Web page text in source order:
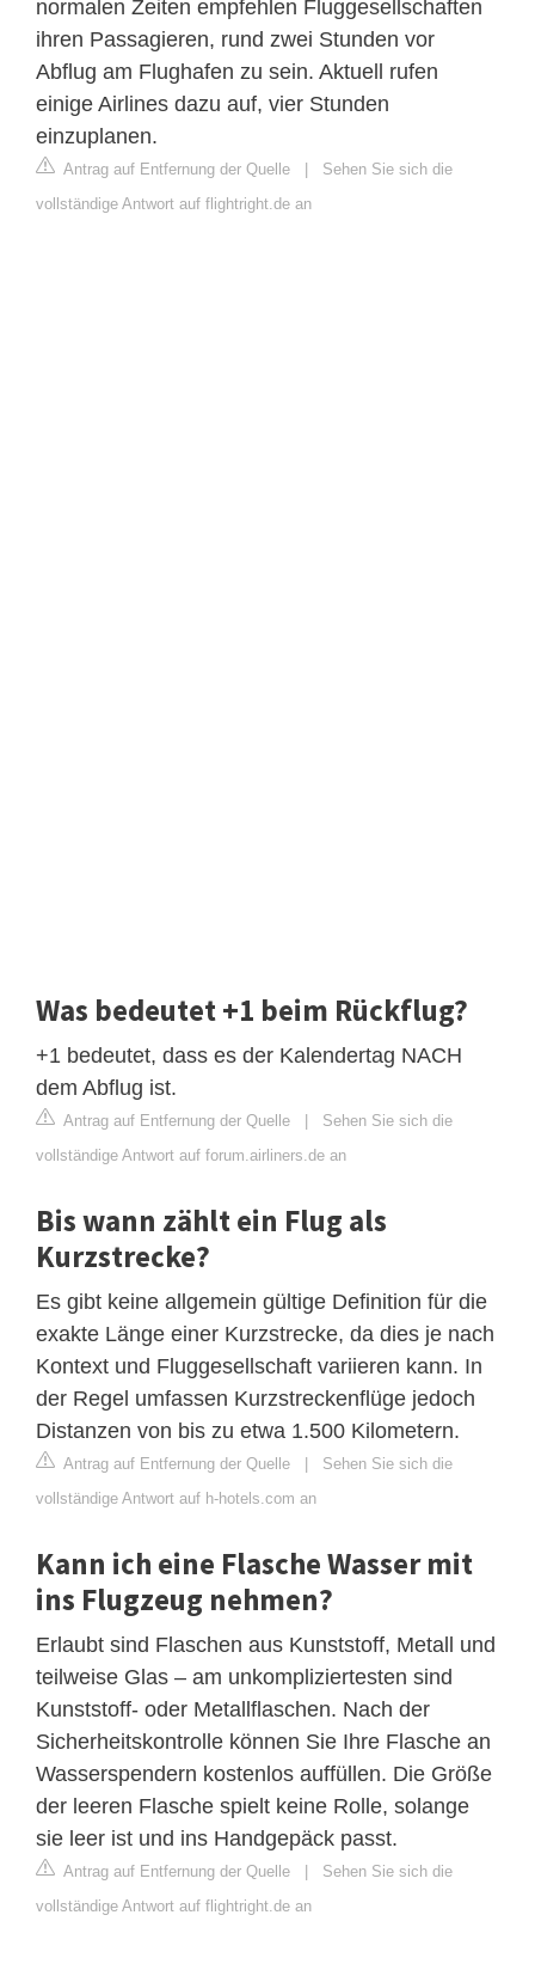
normalen Zeiten empfehlen Fluggesellschaften
ihren Passagieren, rund zwei Stunden vor
Abflug am Flughafen zu sein. Aktuell rufen
einige Airlines dazu auf, vier Stunden
einzuplanen.
Antrag auf Entfernung der Quelle | Sehen Sie sich die
vollständige Antwort auf flightright.de an
Was bedeutet +1 beim Rückflug?
+1 bedeutet, dass es der Kalendertag NACH
dem Abflug ist.
Antrag auf Entfernung der Quelle | Sehen Sie sich die
vollständige Antwort auf forum.airliners.de an
Bis wann zählt ein Flug als
Kurzstrecke?
Es gibt keine allgemein gültige Definition für die
exakte Länge einer Kurzstrecke, da dies je nach
Kontext und Fluggesellschaft variieren kann. In
der Regel umfassen Kurzstreckenflüge jedoch
Distanzen von bis zu etwa 1.500 Kilometern.
Antrag auf Entfernung der Quelle | Sehen Sie sich die
vollständige Antwort auf h-hotels.com an
Kann ich eine Flasche Wasser mit
ins Flugzeug nehmen?
Erlaubt sind Flaschen aus Kunststoff, Metall und
teilweise Glas – am unkompliziertesten sind
Kunststoff- oder Metallflaschen. Nach der
Sicherheitskontrolle können Sie Ihre Flasche an
Wasserspendern kostenlos auffüllen. Die Größe
der leeren Flasche spielt keine Rolle, solange
sie leer ist und ins Handgepäck passt.
Antrag auf Entfernung der Quelle | Sehen Sie sich die
vollständige Antwort auf flightright.de an